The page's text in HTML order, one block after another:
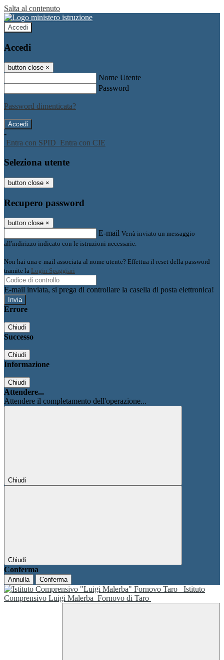
Salta al contenuto
Accedi
Accedi
button close ×
Nome Utente
Password
Password dimenticata?
-
Entra con SPID Entra con CIE
Seleziona utente
button close ×
Recupero password
button close ×
E-mail Verrà inviato un messaggio
all'indirizzo indicato con le istruzioni necessarie.
Non hai una e-mail associata al nome utente? Effettua il reset della password
tramite la Login Spaggiari
E-mail inviata, si prega di controllare la casella di posta elettronica!
Errore
Chiudi
Successo
Chiudi
Informazione
Chiudi
Attendere...
Attendere il completamento dell'operazione...
Chiudi
Chiudi
Conferma
Annulla Conferma
Istituto
Comprensivo Luigi Malerba Fornovo di Taro